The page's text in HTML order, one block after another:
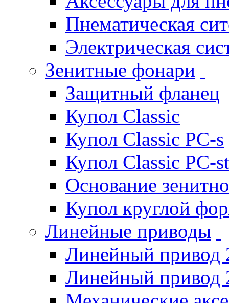
Пнематическая
Электрическая
Зенитные фонари
Защитный фланец
Купол Classic
Купол Classic PC-s
Купол Classic PC-st
Основание
Купол круглой
Линейные приводы
Линейный привод
Линейный привод